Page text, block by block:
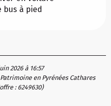
bus à pied
2026 à 16:57
en Pyrénées Cathares
: 6249630)